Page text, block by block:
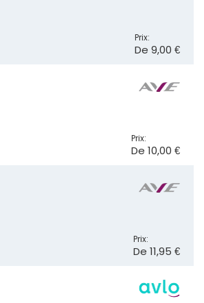
Prix:
De 9,00 €
Prix:
De 10,00 €
Prix:
De 11,95 €